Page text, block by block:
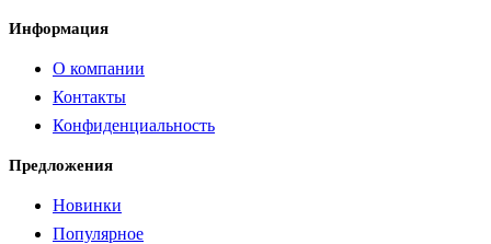
Информация
О компании
Контакты
Конфиденциальность
Предложения
Новинки
Популярное